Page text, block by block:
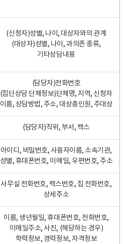
(신청자)성별, 나이, 대상자와의 관계
(대상자)성별, 나이, 과의존 종류,
기타상담내용
(담당자)전화번호
(집단상담 단체정보)단체명, 지역, 신청자
이름, 상담방법, 주소, 대상총인원, 주대상
(담당자)직위, 부서, 팩스
아이디, 비밀번호, 사용자이름, 소속기관,
성별, 휴대폰번호, 이메일, 우편번호, 주소
사무실 전화번호, 팩스번호, 집 전화번호,
상세주소
이름, 생년월일, 휴대폰번호, 전화번호,
이메일주소, 사진, (해당하는 경우)
학력정보, 경력정보, 자격정보